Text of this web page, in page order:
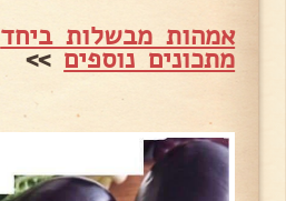
אמהות מבשלות ביחד
מתכונים נוספים>>